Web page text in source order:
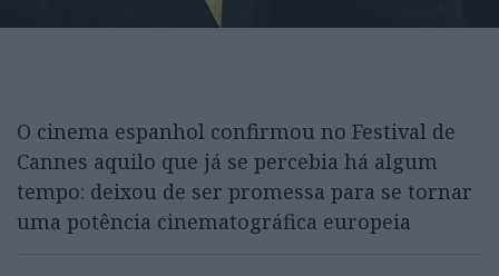
O cinema espanhol confirmou no Festival de
Cannes aquilo que já se percebia há algum
tempo: deixou de ser promessa para se tornar
uma potência cinematográfica europeia